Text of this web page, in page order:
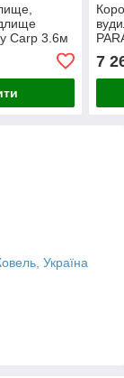
Carp 3.6м
7
Україна